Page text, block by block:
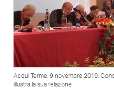
Acqui Terme, 9 novembre 2019.
illustra la sua relazione